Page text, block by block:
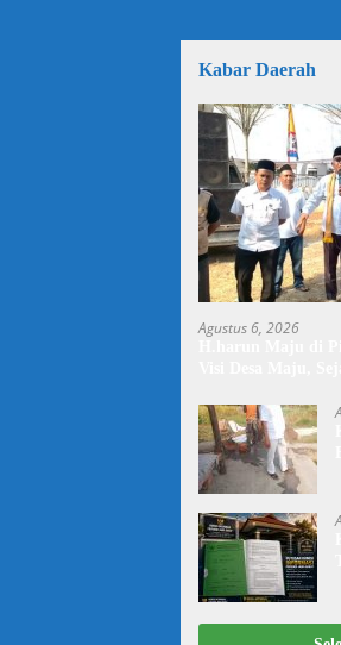
Kabar Daerah
Agustus 6, 2026